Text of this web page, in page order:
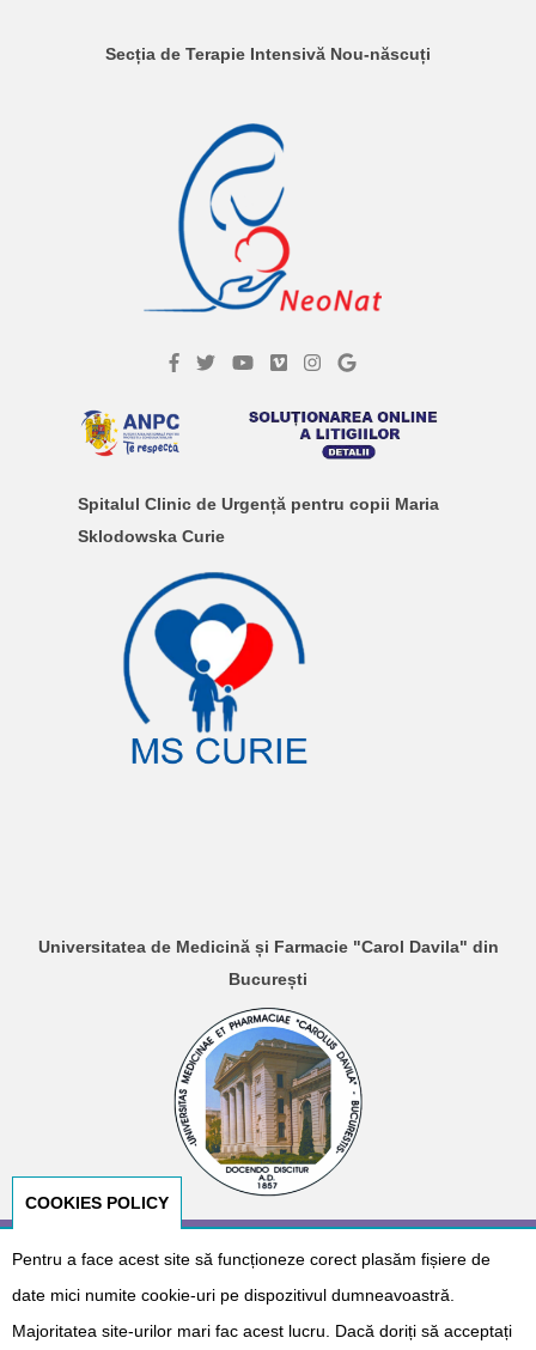
Secția de Terapie Intensivă Nou-născuți
Spitalul Clinic de Urgență pentru copii Maria
Sklodowska Curie
Universitatea de Medicină și Farmacie "Carol Davila" din
București
© Copyright 2026 E-NeoNat. Designed byDr. Cătălin Gabriel
COOKIES POLICY
Pentru a face acest site să funcționeze corect plasăm fișiere de
date mici numite cookie-uri pe dispozitivul dumneavoastră.
Majoritatea site-urilor mari fac acest lucru. Dacă doriți să acceptați